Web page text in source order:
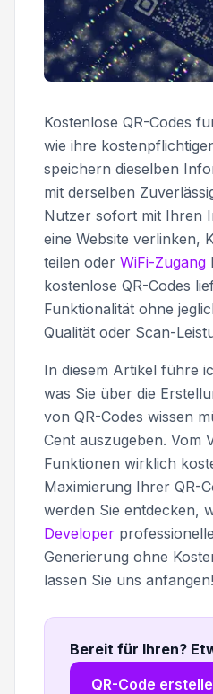
Kostenlose QR-Codes
wie ihre
speichern dieselben
mit derselben
Nutzer sofort mit Ihren
eine Website verlinken,
teilen oder WiFi-Zugang
kostenlose QR-Codes
Funktionalität ohne
Qualität oder Scan-
In diesem Artikel führe
was Sie über die
von QR-Codes wissen
Cent auszugeben. Vom
Funktionen wirklich
Maximierung Ihrer QR-
werden Sie entdecken,
Developer
Generierung ohne
lassen Sie uns anfangen!
Bereit für Ihren?
QR-Code